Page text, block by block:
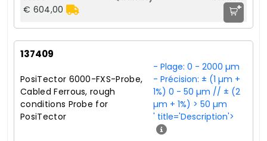
€ 604,00 +
137409
PosiTector 6000-FXS-Probe,
Cabled Ferrous, rough
conditions Probe for
PosiTector
- Plage: 0 - 2000 µm
- Précision: ± (1 µm +
1%) 0 - 50 µm // ± (2
µm + 1%) > 50 µm
' title='Description'>